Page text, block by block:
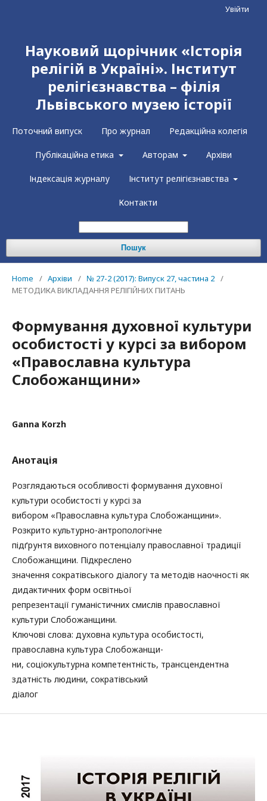
Науковий щорічник «Історія
релігій в Україні». Інститут
релігієзнавства – філія
Львівського музею історії
Поточний випуск Про журнал Редакційна колегія
Публікаційна етика Авторам Архіви
Індексація журналу Інститут релігієзнавства
Контакти
Пошук
Увійти
Home / Архіви / № 27-2 (2017): Випуск 27, частина 2 /
МЕТОДИКА ВИКЛАДАННЯ РЕЛІГІЙНИХ ПИТАНЬ
Формування духовної культури
особистості у курсі за вибором
«Православна культура
Слобожанщини»
Ganna Korzh
Анотація
Розглядаються особливості формування духовної
культури особистості у курсі за
вибором «Православна культура Слобожанщини».
Розкрито культурно-антропологічне
підґрунтя виховного потенціалу православної традиції
Слобожанщини. Підкреслено
значення сократівського діалогу та методів наочності як
дидактичних форм освітньої
репрезентації гуманістичних смислів православної
культури Слобожанщини.
Ключові слова: духовна культура особистості,
православна культура Слобожанщи-
ни, соціокультурна компетентність, трансцендентна
здатність людини, сократівський
діалог